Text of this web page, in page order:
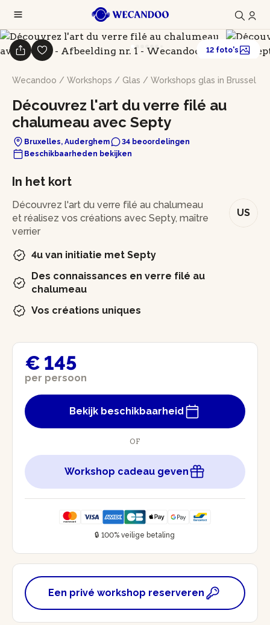
Wecandoo / Workshops / Glas / Workshops glas in Brussel
Découvrez l'art du verre filé au
chalumeau avec Septy
Bruxelles, Auderghem
34 beoordelingen
Beschikbaarheden bekijken
12 foto's
In het kort
US
Découvrez l'art du verre filé au chalumeau
et réalisez vos créations avec Septy, maître
verrier
4u van initiatie met Septy
Des connaissances en verre filé au
chalumeau
Vos créations uniques
€ 145
per persoon
Bekijk beschikbaarheid
OF
Workshop cadeau geven
🔒 100% veilige betaling
Een privé workshop reserveren